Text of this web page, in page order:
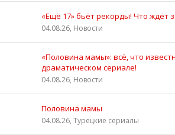
«Ещё 17» бьёт рекорды! Что ждёт
04.08.26, Новости
«Половина мамы»: всё, что
драматическом сериале!
04.08.26, Новости
Половина мамы
04.08.26, Турецкие сериалы